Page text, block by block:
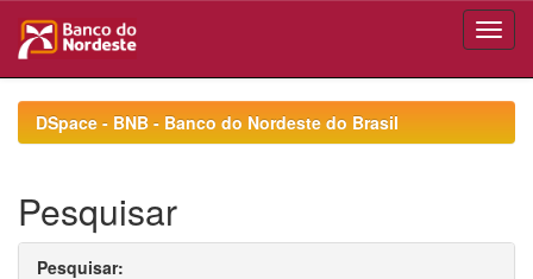
navigationDSpace - BNB - Banco do Nordeste do Brasil
Pesquisar
Pesquisar: